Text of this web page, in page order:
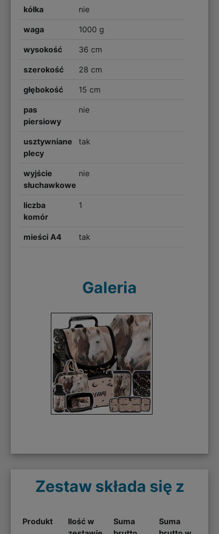
kółka nie
waga 1000 g
wysokość 36 cm
szerokość 28 cm
głębokość 15 cm
pas
piersiowy
nie
usztywniane
plecy
tak
wyjście
słuchawkowe
nie
liczba
komór
1
mieści A4 tak
Galeria
Zestaw składa się z
Produkt
Ilość w
Suma
Suma